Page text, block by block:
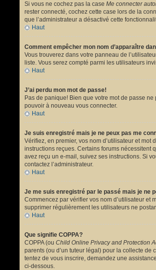
Si vous ne cochez pas la case Me connecter
rester connecté, cochez cette case lors de la
que l’administrateur a désactivé cette
Haut
Comment empêcher mon nom d’apparaître
Vous trouverez dans votre panneau de
liste. Vous serez compté parmi les utilisateurs
Haut
J’ai perdu mon mot de passe!
Pas de panique! Bien que votre mot de passe
pouvoir à nouveau vous connecter.
Haut
Je suis enregistré mais je ne peux pas me
Vérifiez, en premier, vos nom d’utilisateur et
instructions reçues. Certains forums nécessitent
avez reçu un e-mail, suivez ses instructions. Si
contactez l’administrateur.
Haut
Je me suis enregistré par le passé mais je ne
Commencez par vérifier vos nom d’utilisateur et
supprimer régulièrement les utilisateurs ne
Haut
Que signifie COPPA?
COPPA (ou Child Online Privacy and Protection
parents (ou d’un tuteur légal) pour la collecte de
tentez de vous inscrire, demandez une
ci-dessous.